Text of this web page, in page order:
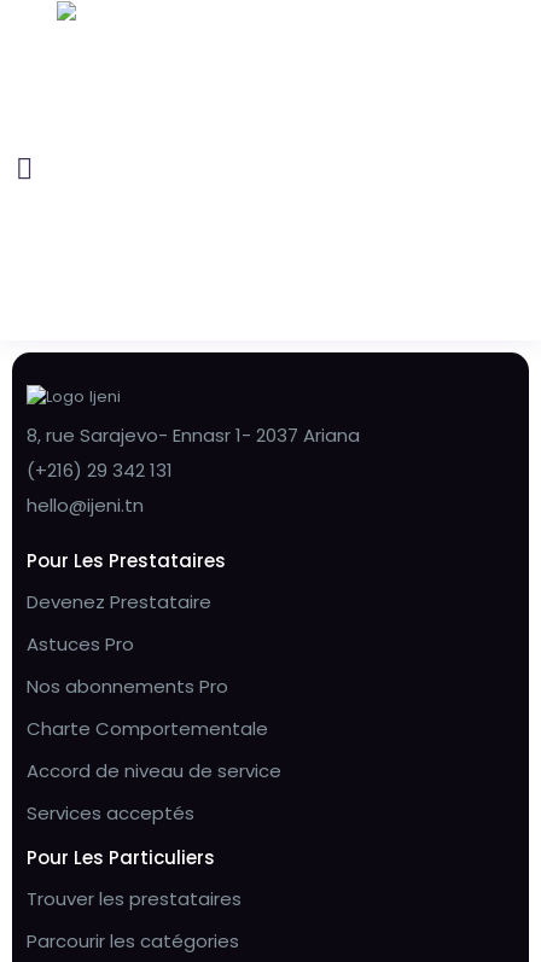
8, rue Sarajevo- Ennasr 1- 2037 Ariana
(+216) 29 342 131
hello@ijeni.tn
Pour Les Prestataires
Devenez Prestataire
Astuces Pro
Nos abonnements Pro
Charte Comportementale
Accord de niveau de service
Services acceptés
Pour Les Particuliers
Trouver les prestataires
Parcourir les catégories